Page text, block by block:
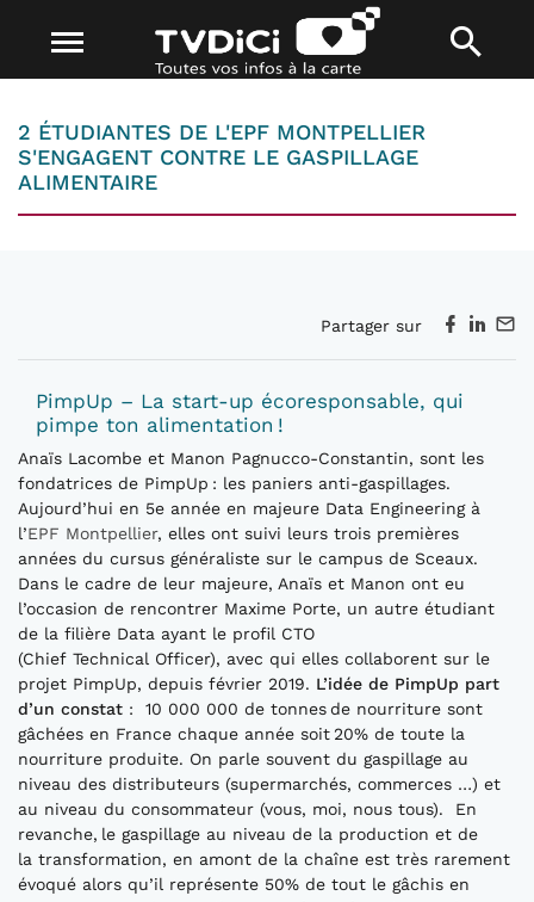
2 ÉTUDIANTES DE L'EPF MONTPELLIER
S'ENGAGENT CONTRE LE GASPILLAGE
ALIMENTAIRE
Partager sur
PimpUp – La start-up écoresponsable, qui
pimpe ton alimentation !
Anaïs Lacombe et Manon Pagnucco-Constantin, sont les
fondatrices de PimpUp : les paniers anti-gaspillages.
Aujourd’hui en 5e année en majeure Data Engineering à
l’EPF Montpellier, elles ont suivi leurs trois premières
années du cursus généraliste sur le campus de Sceaux.
Dans le cadre de leur majeure, Anaïs et Manon ont eu
l’occasion de rencontrer Maxime Porte, un autre étudiant
de la filière Data ayant le profil CTO
(Chief Technical Officer), avec qui elles collaborent sur le
projet PimpUp, depuis février 2019. L’idée de PimpUp part
d’un constat : 10 000 000 de tonnes de nourriture sont
gâchées en France chaque année soit 20% de toute la
nourriture produite. On parle souvent du gaspillage au
niveau des distributeurs (supermarchés, commerces …) et
au niveau du consommateur (vous, moi, nous tous). En
revanche, le gaspillage au niveau de la production et de
la transformation, en amont de la chaîne est très rarement
évoqué alors qu’il représente 50% de tout le gâchis en